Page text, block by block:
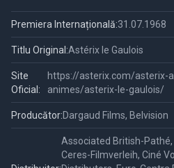
Premiera Internațională:31.07.1968
Titlu Original:Astérix le Gaulois
Site
Oficial:
https://asterix.com/asterix-
animes/asterix-le-gaulois/
Producător:Dargaud Films, Belvision
Associated British-
Ceres-Filmverleih, Ciné